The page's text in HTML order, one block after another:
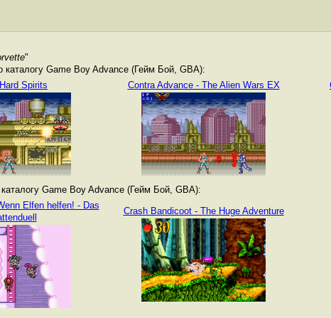
"
Game Boy Advance (Гейм Бой, GBA):
Spirits
Contra Advance - The Alien Wars EX
Game Boy Advance (Гейм Бой, GBA):
Elfen helfen! - Das
Crash Bandicoot - The Huge Adventure